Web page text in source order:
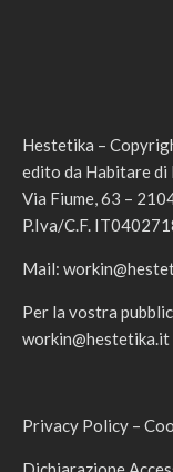
Hestetika –
edito da Habitare di
Via Fiume, 63 –
P.Iva/C.F.
Mail:
Per la vostra
workin@hestetika.it
Privacy Policy –